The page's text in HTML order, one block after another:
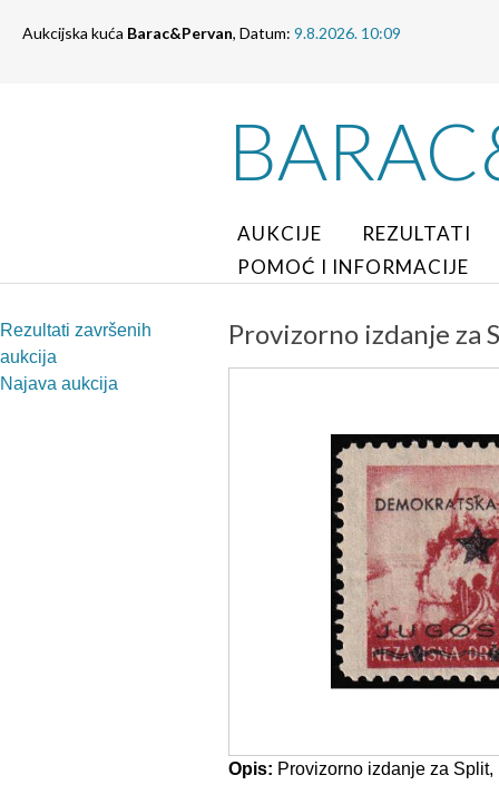
Aukcijska kuća Barac&Pervan, Datum: 9.8.2026. 10:09
AUKCIJE
REZULTATI
POMOĆ I INFORMACIJE
Rezultati završenih
aukcija
Najava aukcija
Provizorno izdanje za
Opis: Provizorno izdanje za